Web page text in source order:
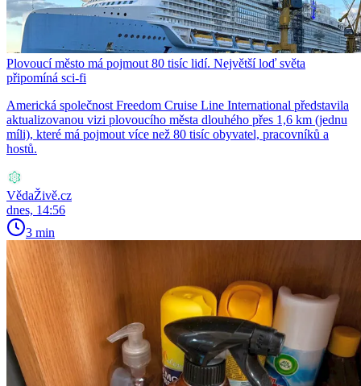
Plovoucí město má pojmout 80 tisíc lidí. Největší loď světa
připomíná sci-fi
Americká společnost Freedom Cruise Line International představila
aktualizovanou vizi plovoucího města dlouhého přes 1,6 km (jednu
míli), které má pojmout více než 80 tisíc obyvatel, pracovníků a
hostů.
VědaŽivě.cz
dnes, 14:56
3 min